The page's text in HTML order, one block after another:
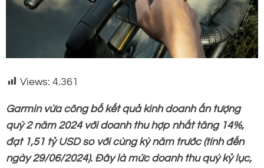
Views: 4.361
Garmin vừa công bố kết quả kinh doanh ấn tượng
quý 2 năm 2024 với doanh thu hợp nhất tăng 14%,
đạt 1,51 tỷ USD so với cùng kỳ năm trước (tính đến
ngày 29/06/2024). Đây là mức doanh thu quý kỷ lục,